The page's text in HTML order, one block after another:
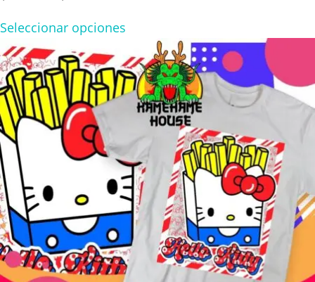
$160.00
through
$280.00
Seleccionar opciones